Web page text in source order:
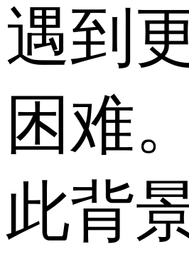
遇到
困难
此背